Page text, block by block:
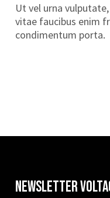
Ut vel urna
vitae faucibus enim
condimentum porta.
Newsletter